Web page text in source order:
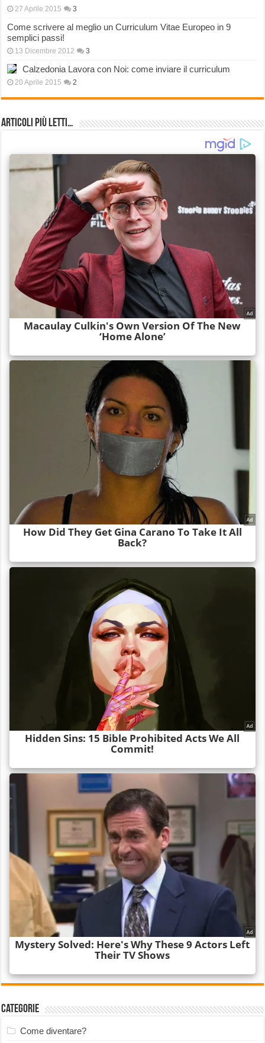
27 Aprile 2015 3
Come scrivere al meglio un Curriculum Vitae Europeo in 9
semplici passi!
13 Dicembre 2012 3
Calzedonia Lavora con Noi: come inviare il curriculum
20 Aprile 2015 2
Articoli più Letti…
Categorie
Come diventare?